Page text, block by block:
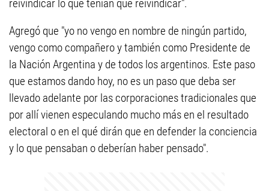
reivindicar lo que tenían que reivindicar".
Agregó que "yo no vengo en nombre de ningún partido,
vengo como compañero y también como Presidente de
la Nación Argentina y de todos los argentinos. Este paso
que estamos dando hoy, no es un paso que deba ser
llevado adelante por las corporaciones tradicionales que
por allí vienen especulando mucho más en el resultado
electoral o en el qué dirán que en defender la conciencia
y lo que pensaban o deberían haber pensado".